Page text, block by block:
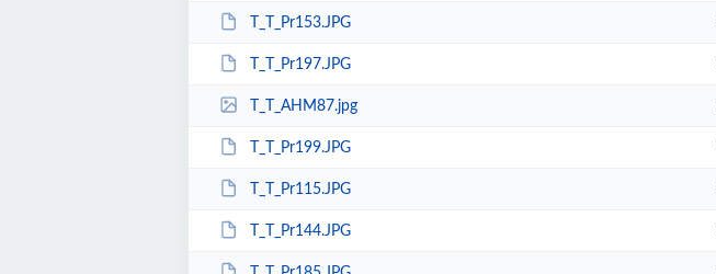
T_T_Pr153.JPG
T_T_Pr197.JPG
T_T_AHM87.jpg
T_T_Pr199.JPG
T_T_Pr115.JPG
T_T_Pr144.JPG